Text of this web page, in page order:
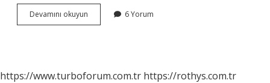
Devamını okuyun
bilinci
6 Yorum
https://www.turboforum.com.tr https://rothys.com.tr